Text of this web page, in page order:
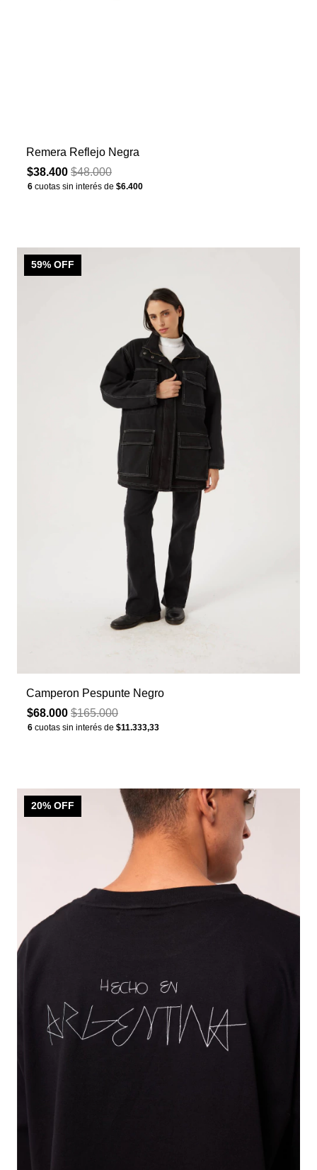
Remera Reflejo Negra
$38.400 $48.000
6 cuotas sin interés de $6.400
59% OFF
Camperon Pespunte Negro
$68.000 $165.000
6 cuotas sin interés de $11.333,33
20% OFF